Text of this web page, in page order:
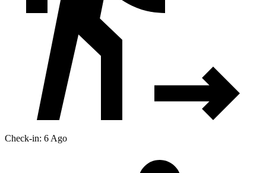
Check-in: 6 Ago